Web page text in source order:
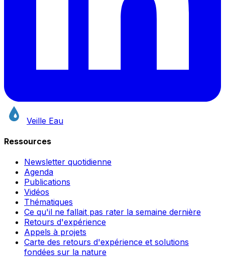
Veille Eau
Ressources
Newsletter quotidienne
Agenda
Publications
Vidéos
Thématiques
Ce qu'il ne fallait pas rater la semaine dernière
Retours d'expérience
Appels à projets
Carte des retours d'expérience et solutions
fondées sur la nature